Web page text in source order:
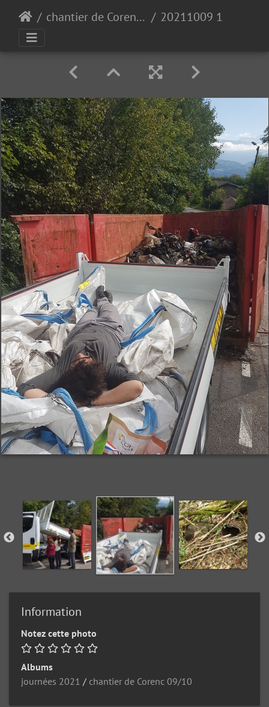
chantier de Corenc 09/10 20211009 133501
Information
Notez cette photo
Albums
journées 2021 / chantier de Corenc 09/10